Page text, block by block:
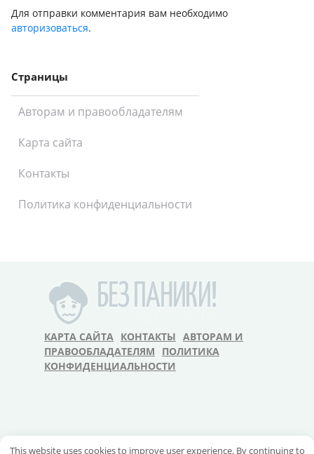
Для отправки комментария вам необходимо
авторизоваться.
Страницы
Авторам и правообладателям
Карта сайта
Контакты
Политика конфиденциальности
This website uses cookies to improve user experience. By continuing to
КАРТА САЙТА КОНТАКТЫ АВТОРАМ И
ПРАВООБЛАДАТЕЛЯМ
ПОЛИТИКА
КОНФИДЕНЦИАЛЬНОСТИ